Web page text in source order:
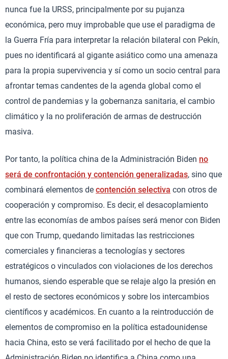
nunca fue la URSS, principalmente por su pujanza
económica, pero muy improbable que use el paradigma de
la Guerra Fría para interpretar la relación bilateral con Pekín,
pues no identificará al gigante asiático como una amenaza
para la propia supervivencia y sí como un socio central para
afrontar temas candentes de la agenda global como el
control de pandemias y la gobernanza sanitaria, el cambio
climático y la no proliferación de armas de destrucción
masiva.
Por tanto, la política china de la Administración Biden no
será de confrontación y contención generalizadas, sino que
combinará elementos de contención selectiva con otros de
cooperación y compromiso. Es decir, el desacoplamiento
entre las economías de ambos países será menor con Biden
que con Trump, quedando limitadas las restricciones
comerciales y financieras a tecnologías y sectores
estratégicos o vinculados con violaciones de los derechos
humanos, siendo esperable que se relaje algo la presión en
el resto de sectores económicos y sobre los intercambios
científicos y académicos. En cuanto a la reintroducción de
elementos de compromiso en la política estadounidense
hacia China, esto se verá facilitado por el hecho de que la